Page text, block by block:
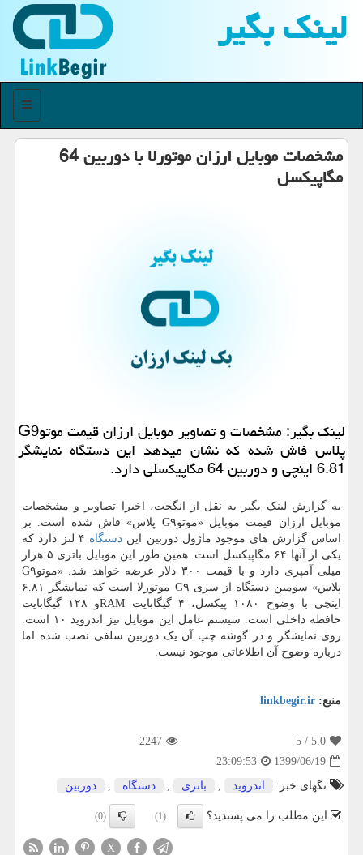
لینك بگیر
منو
مشخصات موبایل ارزان موتورلا با دوربین 64
مگاپیكسل
لینك بگیر: مشخصات و تصاویر موبایل ارزان قیمت موتوG9
پلاس فاش شده كه نشان میدهد این دستگاه نمایشگر
6.81 اینچی و دوربین 64 مگاپیكسلی دارد.
به گزارش لینک بگیر به نقل از انگجت، اخیرا تصاویر و مشخصات
موبایل ارزان قیمت موبایل «موتوG۹ پلاس» فاش شده است. بر
اساس گزارش های موجود ماژول دوربین این دستگاه
۴ لنز دارد که
یکی از آنها ۶۴ مگاپیکسل است. همین طور این موبایل باتری ۵ هزار
میلی آمپری دارد و با قیمت ۳۰۰ دلار عرضه خواهد شد. «موتوG۹
پلاس» سومین دستگاه از سری G۹ موتورلا است که نمایشگر ۶.۸۱
اینچی با وضوح ۱۰۸۰ پیکسل، ۴ گیگابایت RAMو ۱۲۸ گیگابایت
حافظه داخلی است. سیستم عامل این موبایل نیز اندروید ۱۰ است.
روی نمایشگر و در گوشه چپ آن یک دوربین سلفی نصب شده اما
درباره وضوح آن اطلاعاتی موجود نیست.
منبع: linkbegir.ir
5.0
/ 5
2247
1399/06/19
23:09:53
تگهای خبر:
اندروید , باتری , دستگاه , دوربین
این مطلب را می پسندید؟ (1)
(0)
X